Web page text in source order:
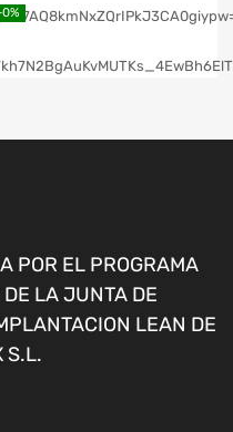
POR EL PROGRAMA
LA JUNTA DE
LEAN DE
S.L.